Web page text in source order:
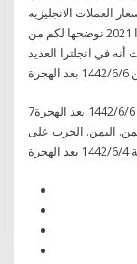
النادرة 2021 كتالوج اسعار العملات الانجليزيه
القديمة،واماكن بيع العملات القديمة في انجلترا 2021 نوضحها لكم من
في انجلترا العديد
7‏‏/6‏‏/1442 بعد الهجرة 29‏‏/5‏‏/1442 بعد الهجرة 6‏‏/6‏‏/1442 بعد الهجرة
اليمن. الحرب على